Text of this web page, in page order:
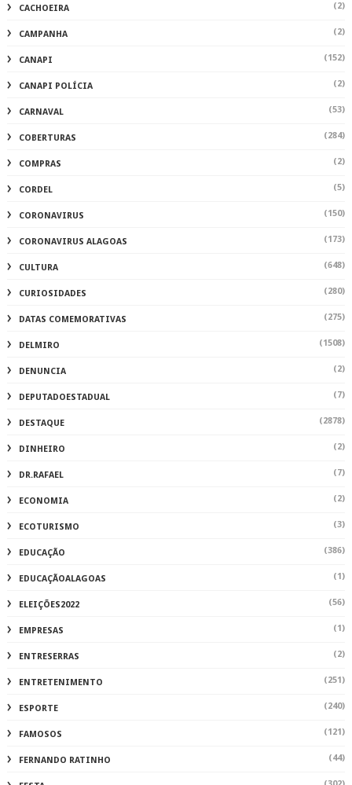
CACHOEIRA (2)
CAMPANHA (2)
CANAPI (152)
CANAPI POLÍCIA (2)
CARNAVAL (53)
COBERTURAS (284)
COMPRAS (2)
CORDEL (5)
CORONAVIRUS (150)
CORONAVIRUS ALAGOAS (173)
CULTURA (648)
CURIOSIDADES (280)
DATAS COMEMORATIVAS (275)
DELMIRO (1508)
DENUNCIA (2)
DEPUTADOESTADUAL (7)
DESTAQUE (2878)
DINHEIRO (2)
DR.RAFAEL (7)
ECONOMIA (2)
ECOTURISMO (3)
EDUCAÇÃO (386)
EDUCAÇÃOALAGOAS (1)
ELEIÇÕES2022 (56)
EMPRESAS (1)
ENTRESERRAS (2)
ENTRETENIMENTO (251)
ESPORTE (240)
FAMOSOS (121)
FERNANDO RATINHO (44)